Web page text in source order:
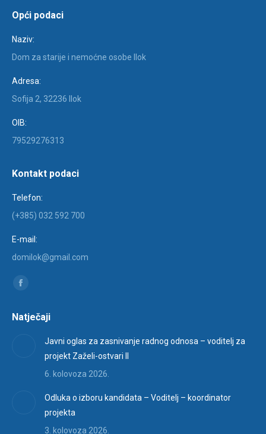
Opći podaci
Naziv:
Dom za starije i nemoćne osobe Ilok
Adresa:
Sofija 2, 32236 Ilok
OIB:
79529276313
Kontakt podaci
Telefon:
(+385) 032 592 700
E-mail:
domilok@gmail.com
Find us on:
Facebook
opens
Natječaji
Javni oglas za zasnivanje radnog odnosa – voditelj za
projekt Zaželi-ostvari II
6. kolovoza 2026.
Odluka o izboru kandidata – Voditelj – koordinator
projekta
3. kolovoza 2026.